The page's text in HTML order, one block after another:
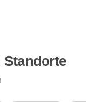
Standorte